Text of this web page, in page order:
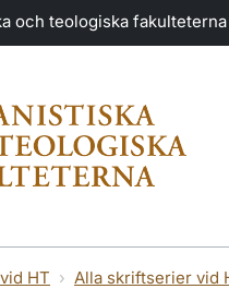
och teologiska fakulteterna
HT Alla skriftserier vid